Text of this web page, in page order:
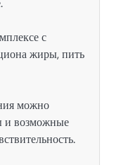
с
жиры, пить
можно
и возможные